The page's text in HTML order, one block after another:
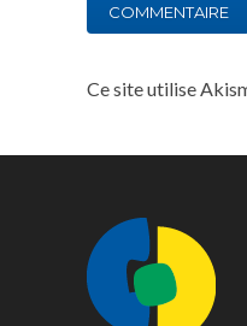
Ce site utilise